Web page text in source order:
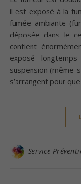
il est exposé à la
fumée ambiante
déposée dans le
contient
exposé
suspension (même
s’arrangent pour
Service